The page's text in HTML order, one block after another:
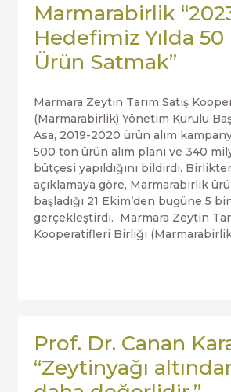
Marmarabirlik “2023
Hedefimiz Yılda
Ürün Satmak”
Marmara Zeytin Tarım Satış
(Marmarabirlik) Yönetim Kurulu
Asa, 2019-2020 ürün alım
500 ton ürün alım planı ve 340
bütçesi yapıldığını bildirdi.
açıklamaya göre, Marmarabirlik
başladığı 21 Ekim’den bugüne 5
gerçekleştirdi. Marmara Zeytin
Kooperatifleri Birliği
Prof. Dr. Canan
“Zeytinyağı